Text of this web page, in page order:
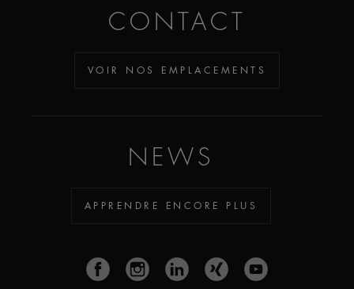
CONTACT
VOIR NOS EMPLACEMENTS
NEWS
APPRENDRE ENCORE PLUS